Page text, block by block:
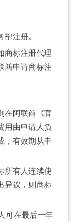
注册。
标注册代理
酋申请商标注
阿联酋《官
用由申请人负
，有效期从申
有人连续使
异议，则商标
可在最后一年